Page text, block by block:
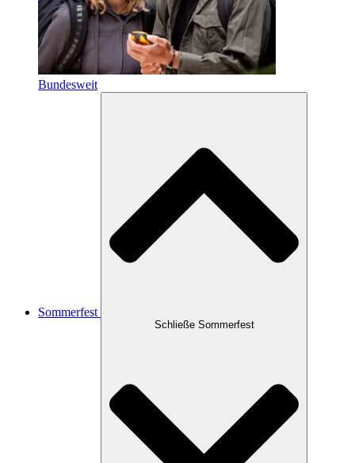
Bundesweit
Sommerfest
Schließe Sommerfest